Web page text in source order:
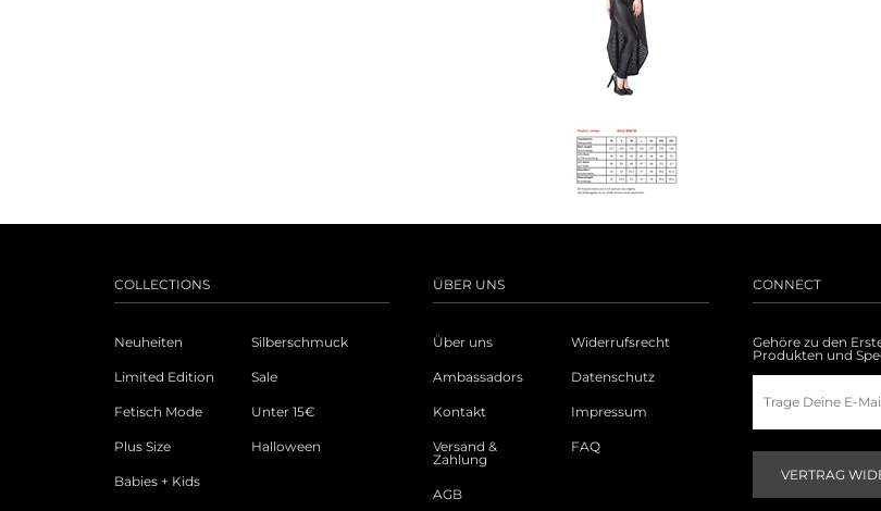
COLLECTIONS
Neuheiten
Limited Edition
Fetisch Mode
Plus Size
Babies + Kids
Silberschmuck
Sale
Unter 15€
Halloween
ÜBER UNS
Über uns
Ambassadors
Kontakt
Versand &
Zahlung
AGB
Widerrufsrecht
Datenschutz
Impressum
FAQ
CONNECT
Gehöre zu den
Produkten und
VERTRAG